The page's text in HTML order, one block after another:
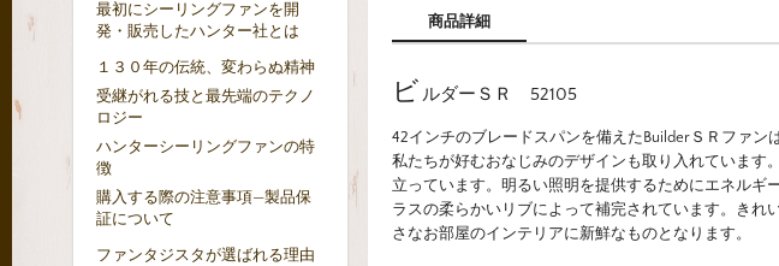
商品詳細
ビ ルダーＳＲ 52105
42インチのブレードスパンを備えたBuilderＳＲファン
私たちが好むおなじみのデザインも取り入れています
立っています。明るい照明を提供するためにエネルギ
ラスの柔らかいリブによって補完されています。き
さなお部屋のインテリアに新鮮なものとなります。
最初にシーリングファンを開
発・販売したハンター社とは
１３０年の伝統、変わらぬ精神
受継がれる技と最先端のテクノ
ロジー
ハンターシーリングファンの特
徴
購入する際の注意事項—製品保
証について
ファンタジスタが選ばれる理由